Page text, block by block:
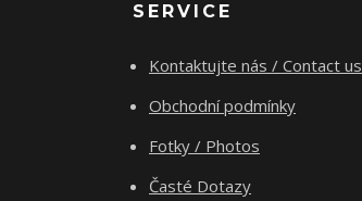
SERVICE
Kontaktujte nás / Contact us
Obchodní podmínky
Fotky / Photos
Časté Dotazy